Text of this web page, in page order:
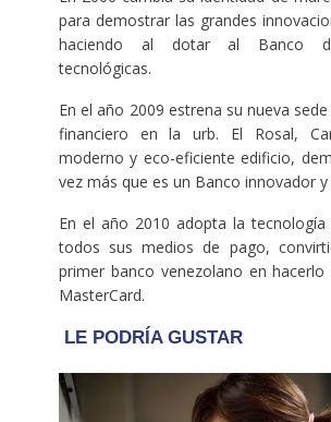
para demostrar las grandes
haciendo al dotar al Banco
tecnológicas.
En el año 2009 estrena su nueva
financiero en la urb. El Rosal,
moderno y eco-eficiente edificio,
vez más que es un Banco innovador
En el año 2010 adopta la tecnología
todos sus medios de pago,
primer banco venezolano en
MasterCard.